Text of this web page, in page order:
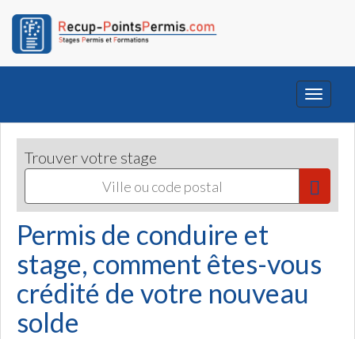
Toggle
Trouver votre stage
Permis de conduire et
stage, comment êtes-vous
crédité de votre nouveau
solde